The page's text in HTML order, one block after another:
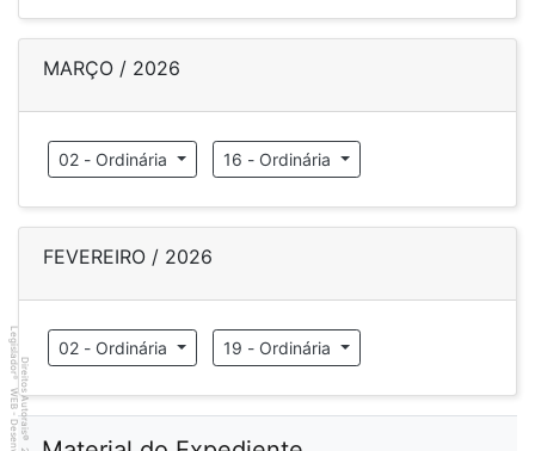
MARÇO / 2026
02 - Ordinária 16 - Ordinária
FEVEREIRO / 2026
02 - Ordinária 19 - Ordinária
Direitos Autorais
©
Legislador
®